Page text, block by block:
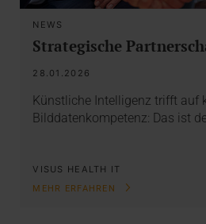
NEWS
Strategische
28.01.2026
Künstliche Intelligenz trifft auf
Bilddatenkompetenz: Das ist
VISUS HEALTH IT
MEHR ERFAHREN